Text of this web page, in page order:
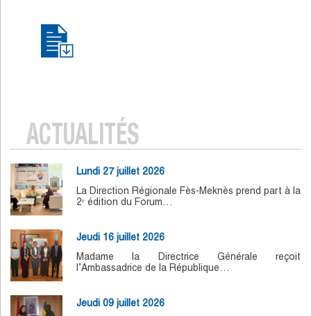
ACTUALITÉS
Lundi 27 juillet 2026
La Direction Régionale Fès-Meknès prend part à la
2ᵉ édition du Forum…
Jeudi 16 juillet 2026
Madame la Directrice Générale reçoit
l’Ambassadrice de la République…
Jeudi 09 juillet 2026